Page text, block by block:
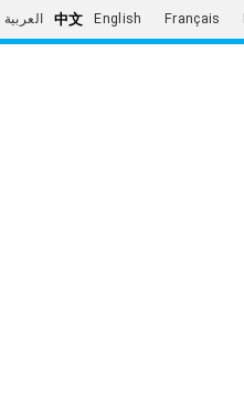
العربية 中文 English Français